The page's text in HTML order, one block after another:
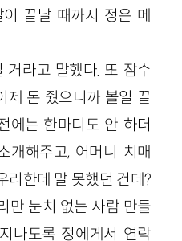
끝날 때까지 정은 메
거라고 말했다. 또 잠수
제 돈 줬으니까 볼일 끝
에는 한마디도 안 하더
개해주고, 어머니 치매
리한테 말 못했던 건데?
만 눈치 없는 사람 만들
나도록 정에게서 연락